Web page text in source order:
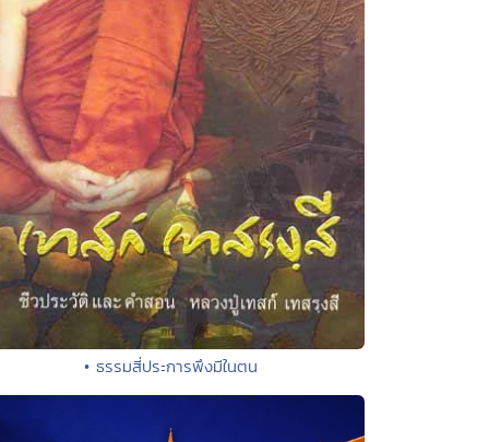
• ธรรมสี่ประการพึงมีในตน